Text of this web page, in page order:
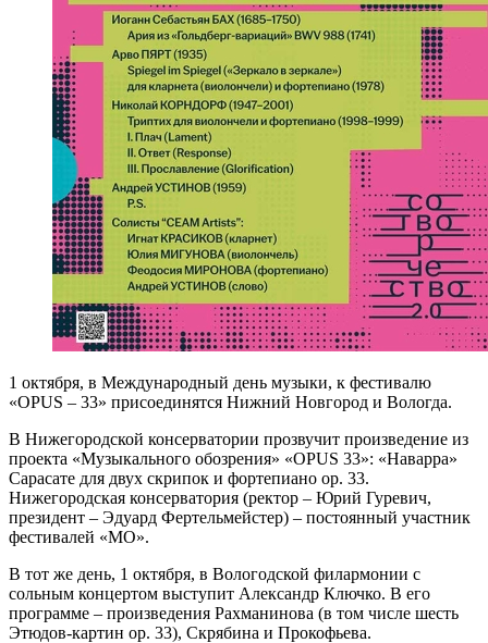
1 октября, в Международный день музыки, к фестивалю
«OPUS – 33» присоединятся Нижний Новгород и Вологда.
В Нижегородской консерватории прозвучит произведение из
проекта «Музыкального обозрения» «OPUS 33»: «Наварра»
Сарасате для двух скрипок и фортепиано ор. 33.
Нижегородская консерватория (ректор – Юрий Гуревич,
президент – Эдуард Фертельмейстер) – постоянный участник
фестивалей «МО».
В тот же день, 1 октября, в Вологодской филармонии с
сольным концертом выступит Александр Ключко. В его
программе – произведения Рахманинова (в том числе шесть
Этюдов-картин ор. 33), Скрябина и Прокофьева.